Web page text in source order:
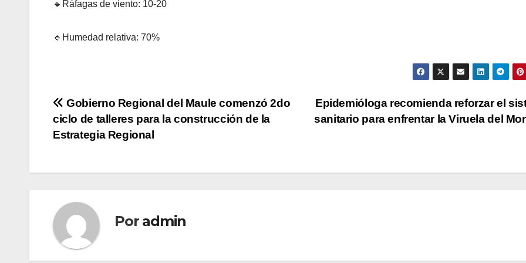
🔹Ráfagas de viento: 10-20
🔹Humedad relativa: 70%
Navegación
de
Epidemióloga recomienda reforzar el
sanitario para enfrentar la Viruela del
Gobierno Regional del Maule comenzó 2do
ciclo de talleres para la construcción de la
Estrategia Regional
Por admin